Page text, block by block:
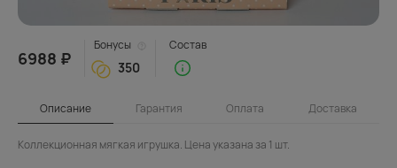
6988 ₽
Бонусы
350
Состав
Описание Гарантия Оплата Доставка
Коллекционная мягкая игрушка. Цена указана за 1 шт.